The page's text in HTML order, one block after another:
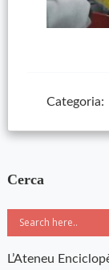
Categoria:
Cerca
L’Ateneu